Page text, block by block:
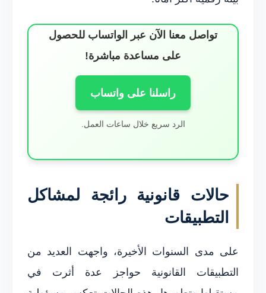
تواصل معنا الآن عبر الواتساب للحصول
على مساعدة مباشرة!
راسلنا على واتساب
الرد سريع خلال ساعات العمل.
حالات قانونية رائجة لمشاكل
التطبيقات
على مدى السنوات الأخيرة، واجهت العديد من
التطبيقات القانونية حواجز عدة أثرت في